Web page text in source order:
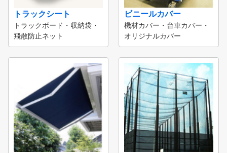
トラックシート
トラックボード・収納袋・
飛散防止ネット
ビニールカバー
機材カバー・台車カバー・
オリジナルカバー